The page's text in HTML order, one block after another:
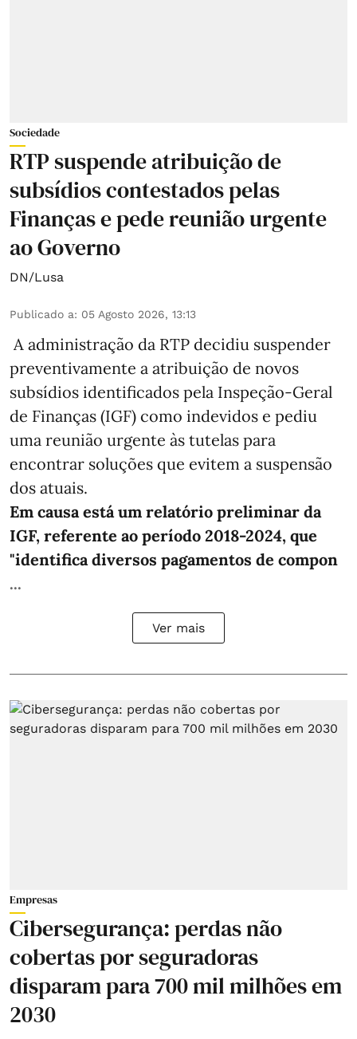
Sociedade
RTP suspende atribuição de
subsídios contestados pelas
Finanças e pede reunião urgente
ao Governo
DN/Lusa
Publicado a: 05 Agosto 2026, 13:13
A administração da RTP decidiu suspender
preventivamente a atribuição de novos
subsídios identificados pela Inspeção-Geral
de Finanças (IGF) como indevidos e pediu
uma reunião urgente às tutelas para
encontrar soluções que evitem a suspensão
dos atuais.
Em causa está um relatório preliminar da
IGF, referente ao período 2018-2024, que
"identifica diversos pagamentos de compon
...
Ver mais
Empresas
Cibersegurança: perdas não
cobertas por seguradoras
disparam para 700 mil milhões em
2030